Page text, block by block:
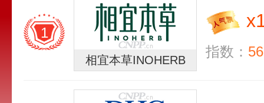
1
相宜本草INOHERB
x
指数：